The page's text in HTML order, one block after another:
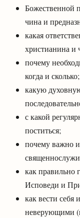
Божественной
чина и
какая
христианина и
почему
когда и сколько;
какую
с какой
поститься;
почему важно
как правильно
Исповеди и
как вести себя
неверующими